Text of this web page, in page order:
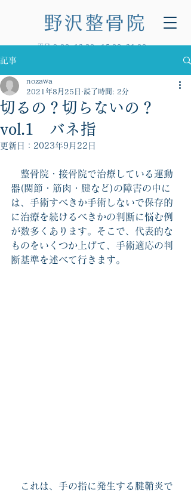
野沢整骨院
平日 9:00~12:30・15:00~21:00
記事
切るの？切らないの？
vol.1 バネ指
nozawa
2021年8月25日
読了時間: 2分
更新日： 2023年9月22日
整骨院・接骨院で治療している運動
器(関節・筋肉・腱など)の障害の中に
は、手術すべきか手術しないで保存的
に治療を続けるべきかの判断に悩む例
が数多くあります。そこで、代表的な
ものをいくつか上げて、手術適応の判
断基準を述べて行きます。
これは、手の指に発生する腱鞘炎で